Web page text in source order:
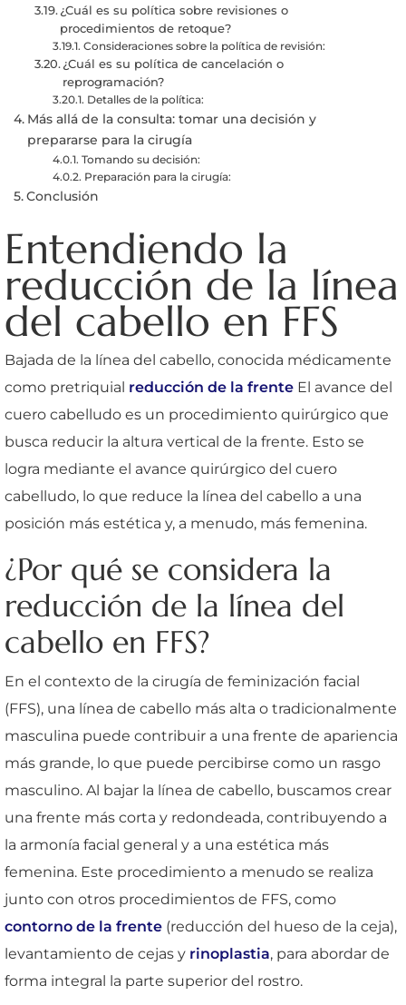
¿Cuál es su política sobre revisiones o
procedimientos de retoque?
Consideraciones sobre la política de revisión:
¿Cuál es su política de cancelación o
reprogramación?
Detalles de la política:
Más allá de la consulta: tomar una decisión y
prepararse para la cirugía
Tomando su decisión:
Preparación para la cirugía:
Conclusión
Entendiendo la
reducción de la línea
del cabello en FFS
Bajada de la línea del cabello, conocida médicamente
como pretriquial reducción de la frente El avance del
cuero cabelludo es un procedimiento quirúrgico que
busca reducir la altura vertical de la frente. Esto se
logra mediante el avance quirúrgico del cuero
cabelludo, lo que reduce la línea del cabello a una
posición más estética y, a menudo, más femenina.
¿Por qué se considera la
reducción de la línea del
cabello en FFS?
En el contexto de la cirugía de feminización facial
(FFS), una línea de cabello más alta o tradicionalmente
masculina puede contribuir a una frente de apariencia
más grande, lo que puede percibirse como un rasgo
masculino. Al bajar la línea de cabello, buscamos crear
una frente más corta y redondeada, contribuyendo a
la armonía facial general y a una estética más
femenina. Este procedimiento a menudo se realiza
junto con otros procedimientos de FFS, como
contorno de la frente (reducción del hueso de la ceja),
levantamiento de cejas y rinoplastia, para abordar de
forma integral la parte superior del rostro.